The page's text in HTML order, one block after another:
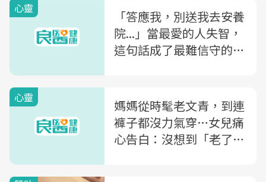
心靈
「答應我，別送我去安養
院...」當最愛的人失智，
這句話成了最難信守的承
心靈
媽媽從時髦老文青，到連
褲子都沒力氣穿…女兒痛
心告白：沒想到「老了」